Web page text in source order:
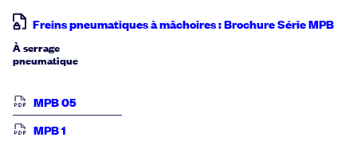
Freins pneumatiques à mâchoires : Brochure Série MPB
À serrage
pneumatique
MPB 05
MPB 1